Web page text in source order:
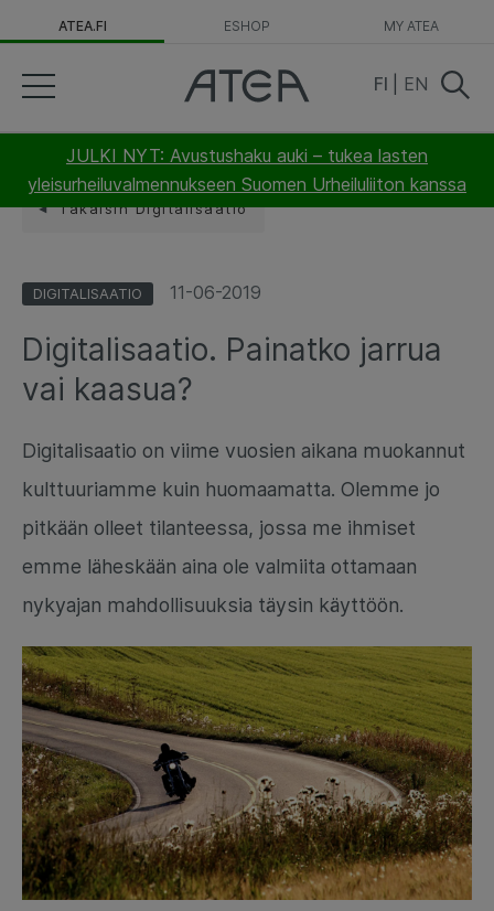
ATEA.FI ESHOP MY ATEA
JULKI NYT: Avustushaku auki – tukea lasten
yleisurheiluvalmennukseen Suomen Urheiluliiton kanssa
FI EN
Takaisin Digitalisaatio
DIGITALISAATIO 11-06-2019
Digitalisaatio. Painatko jarrua
vai kaasua?
Digitalisaatio on viime vuosien aikana muokannut
kulttuuriamme kuin huomaamatta. Olemme jo
pitkään olleet tilanteessa, jossa me ihmiset
emme läheskään aina ole valmiita ottamaan
nykyajan mahdollisuuksia täysin käyttöön.